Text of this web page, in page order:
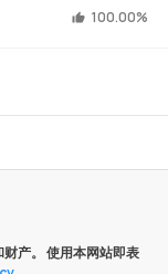
100.00
产。 使用本网站即表